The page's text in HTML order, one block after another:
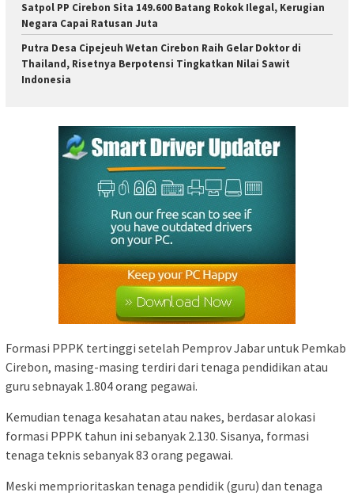
Satpol PP Cirebon Sita 149.600 Batang Rokok Ilegal, Kerugian
Negara Capai Ratusan Juta
Putra Desa Cipejeuh Wetan Cirebon Raih Gelar Doktor di
Thailand, Risetnya Berpotensi Tingkatkan Nilai Sawit
Indonesia
Formasi PPPK tertinggi setelah Pemprov Jabar untuk Pemkab
Cirebon, masing-masing terdiri dari tenaga pendidikan atau
guru sebnayak 1.804 orang pegawai.
Kemudian tenaga kesahatan atau nakes, berdasar alokasi
formasi PPPK tahun ini sebanyak 2.130. Sisanya, formasi
tenaga teknis sebanyak 83 orang pegawai.
Meski memprioritaskan tenaga pendidik (guru) dan tenaga